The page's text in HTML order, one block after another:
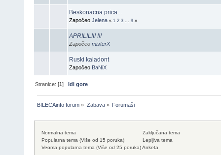
Beskonacna prica...
Započeo Jelena « 1 2 3 9 »
APRILILIII !!!
Započeo misterX
Ruski kaladont
Započeo BaNiX
Stranice: [1]Idi gore
BILECAinfo forum » Zabava» Forumaši
Normalna tema
Popularna tema (Više od 15 poruka)
Veoma popularna tema (Više od 25 poruka)
Zaključana tema
Lepljiva tema
Anketa